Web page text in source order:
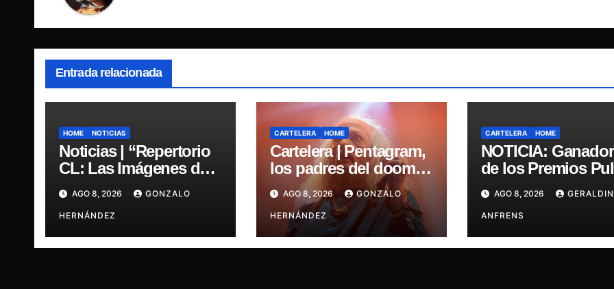
Entrada relacionada
HOME NOTICIAS
Noticias | “Repertorio
CL: Las Imágenes de
la Música” presenta la
esencia del nuevo
sonido nacional
AGO 8, 2026 GONZALO
HERNÁNDEZ
CARTELERA HOME
Cartelera | Pentagram,
los padres del doom
regresan a Chile en su
última misa
AGO 8, 2026 GONZALO
HERNÁNDEZ
CARTELERA HOME
NOTICIA:
de los Premios
Engrupid Pipol
presentan show
exclusivo.
AGO 8, 2026
ANFRENS